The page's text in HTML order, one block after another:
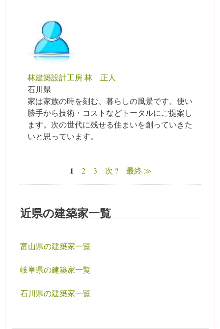
林建築設計工房 林 正人
石川県
家は家族の時を刻む、暮らしの風景です。使い
勝手から技術・コストなどトータルにご提案し
ます。次の世代に残せる住まいを創っていきた
いと思っています。
1 2 3 次 ? 最終 ≫
近県の建築家一覧
富山県の建築家一覧
岐阜県の建築家一覧
石川県の建築家一覧